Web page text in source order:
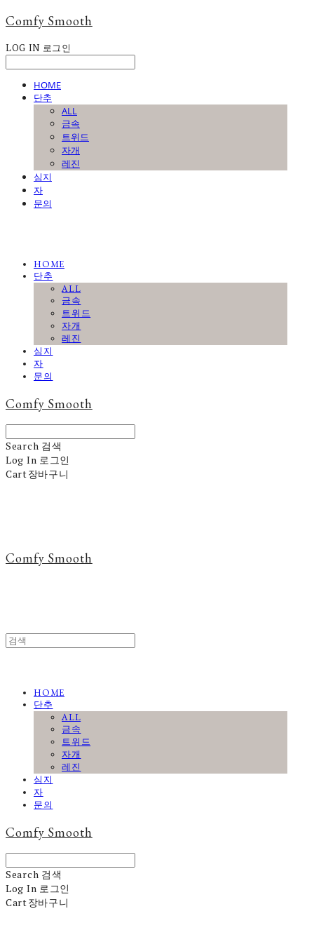
Comfy Smooth
LOG IN 로그인
HOME
단추
ALL
금속
트위드
자개
레진
심지
자
문의
HOME
단추
ALL
금속
트위드
자개
레진
심지
자
문의
Comfy Smooth
Search 검색
Log In 로그인
Cart장바구니
Comfy Smooth
HOME
단추
ALL
금속
트위드
자개
레진
심지
자
문의
Comfy Smooth
Search 검색
Log In 로그인
Cart장바구니